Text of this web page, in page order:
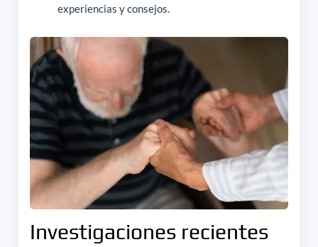
experiencias y consejos.
Investigaciones recientes